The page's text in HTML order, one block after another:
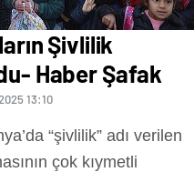
Şivlilik
Haber Şafak
13:10
“şivlilik” adı verilen
çok kıymetli